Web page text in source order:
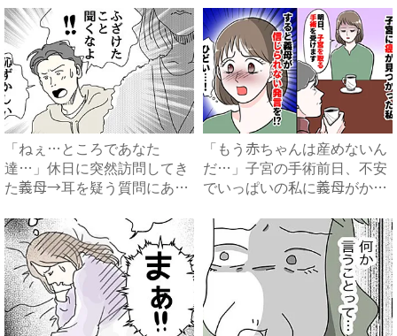
「ねぇ…ところであなた
達…」休日に突然訪問してき
た義母→耳を疑う質問にあ
「もう赤ちゃんは産めないん
だ…」子宮の手術前日、不安
でいっぱいの私に義母がかけ